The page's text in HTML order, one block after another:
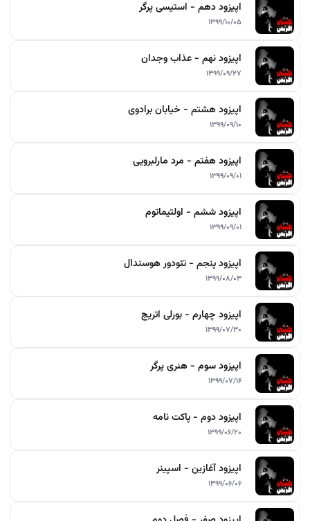
اپیزود دهم - استیسی پرگر
۱۳۹۹/۱۰/۰۵
اپیزود نهم - عذاب وجدان
۱۳۹۹/۰۹/۲۷
اپیزود هشتم - خیابان برادوی
۱۳۹۹/۰۹/۱۰
اپیزود هفتم - مرد مارلبرویی
۱۳۹۹/۰۹/۰۱
اپیزود ششم - اولتیماتوم
۱۳۹۹/۰۹/۰۱
اپیزود پنجم - تئودور هوسندال
۱۳۹۹/۰۸/۰۳
اپیزود چهارم - بورلی اتریج
۱۳۹۹/۰۷/۳۰
اپیزود سوم - هنری پرگر
۱۳۹۹/۰۷/۱۶
اپیزود دوم - پاکت نامه
۱۳۹۹/۰۶/۲۰
اپیزود آغازین - اسپینر
۱۳۹۹/۰۶/۰۶